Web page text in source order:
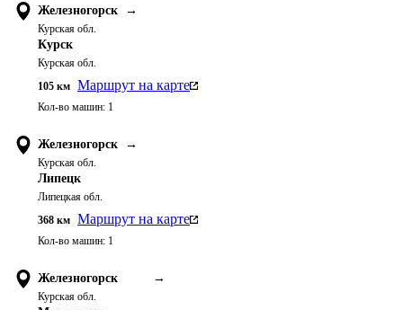
Железногорск →
Курская обл.
Курск
Курская обл.
105 км Маршрут на карте
Кол-во машин: 1
Железногорск →
Курская обл.
Липецк
Липецкая обл.
368 км Маршрут на карте
Кол-во машин: 1
Железногорск →
Курская обл.